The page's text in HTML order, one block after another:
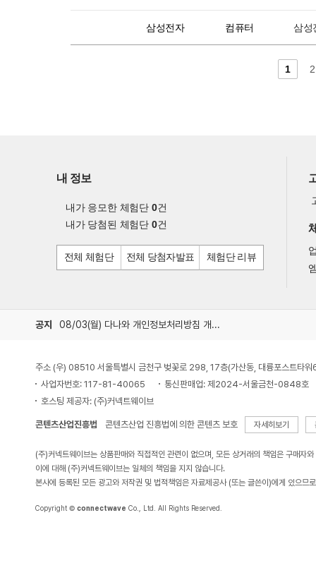
삼성전자 컴퓨터 삼성
1 2
내 정보
내가 응모한 체험단 0건
내가 당첨된 체험단 0건
전체 체험단 전체 당첨자발표 체험단 리뷰
공지 08/03(월) 다나와 개인정보처리방침 개정 안내
주소 (우) 08510 서울특별시 금천구 벚꽃로 298, 17층(가산동, 대륭포스트타워
사업자번호: 117-81-40065
통신판매업: 제2024-서울금천-0848호
호스팅 제공자: (주)커넥트웨이브
콘텐츠산업진흥법 콘텐츠산업 진흥법에 의한 콘텐츠 보호 자세히보기
(주)커넥트웨이브는 상품판매와 직접적인 관련이 없으며, 모든 상거래의 책임은 구매자
이에 대해 (주)커넥트웨이브는 일체의 책임을 지지 않습니다.
본사에 등록된 모든 광고와 저작권 및 법적책임은 자료제공사 (또는 글쓴이)에게 있으므
Copyright © connectwave Co., Ltd. All Rights Reserved.